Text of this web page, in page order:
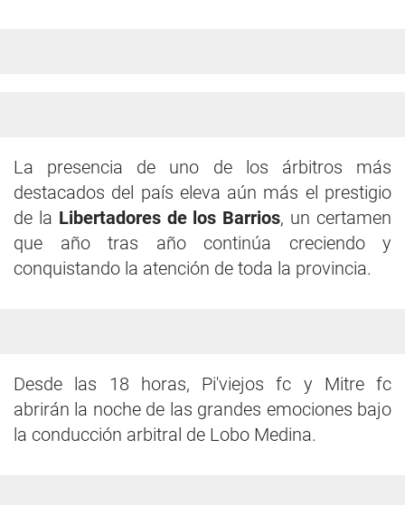
La presencia de uno de los árbitros más
destacados del país eleva aún más el prestigio
de la Libertadores de los Barrios, un certamen
que año tras año continúa creciendo y
conquistando la atención de toda la provincia.
Desde las 18 horas, Pi'viejos fc y Mitre fc
abrirán la noche de las grandes emociones bajo
la conducción arbitral de Lobo Medina.